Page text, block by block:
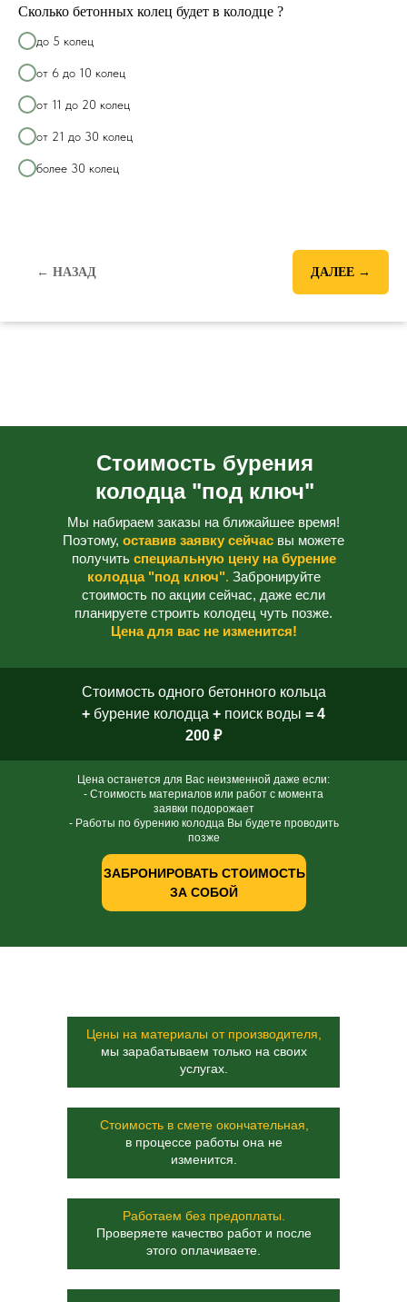
Сколько бетонных колец будет в колодце ?
до 5 колец
от 6 до 10 колец
от 11 до 20 колец
от 21 до 30 колец
более 30 колец
← НАЗАД ДАЛЕЕ →
Стоимость бурения
колодца "под ключ"
Мы набираем заказы на ближайшее время!
Поэтому, оставив заявку сейчас вы можете
получить специальную цену на бурение
колодца "под ключ". Забронируйте
стоимость по акции сейчас, даже если
планируете строить колодец чуть позже.
Цена для вас не изменится!
Стоимость одного бетонного кольца
+ бурение колодца + поиск воды = 4
200 ₽
ЗАБРОНИРОВАТЬ СТОИМОСТЬ
ЗА СОБОЙ
Цена останется для Вас неизменной даже если:
- Стоимость материалов или работ с момента
заявки подорожает
- Работы по бурению колодца Вы будете проводить
позже
Цены на материалы от производителя,
мы зарабатываем только на своих
услугах.
Стоимость в смете окончательная,
в процессе работы она не
изменится.
Работаем без предоплаты.
Проверяете качество работ и после
этого оплачиваете.